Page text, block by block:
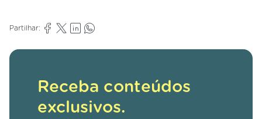
Partilhar:
Receba conteúdos
exclusivos.